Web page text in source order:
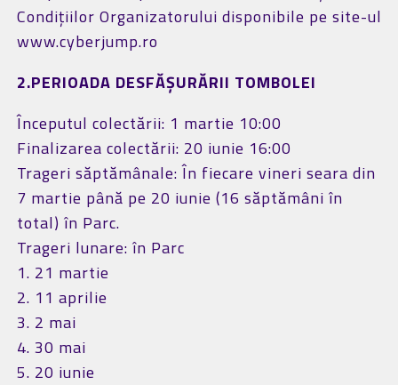
Condițiilor Organizatorului disponibile pe site-ul
www.cyberjump.ro
2.PERIOADA DESFĂȘURĂRII TOMBOLEI
Începutul colectării: 1 martie 10:00
Finalizarea colectării: 20 iunie 16:00
Trageri săptămânale: În fiecare vineri seara din
7 martie până pe 20 iunie (16 săptămâni în
total) în Parc.
Trageri lunare: în Parc
1. 21 martie
2. 11 aprilie
3. 2 mai
4. 30 mai
5. 20 iunie